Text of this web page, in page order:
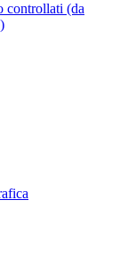
controllati (da